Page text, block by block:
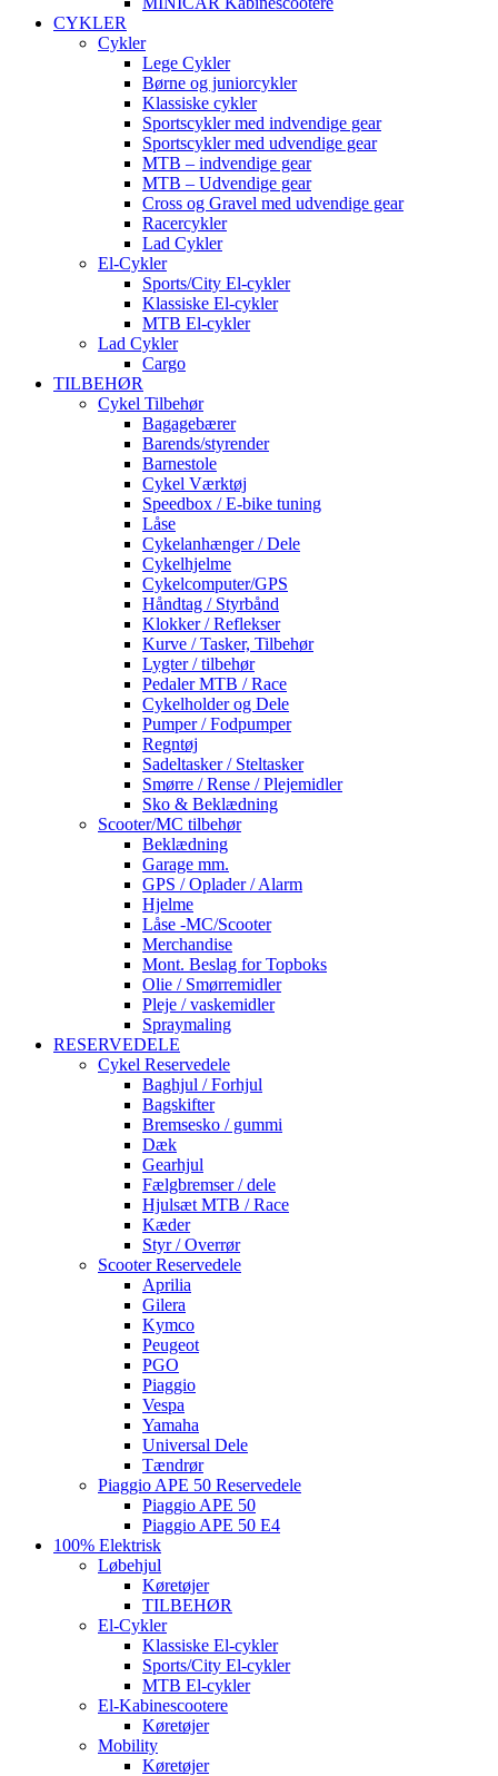
CYKLER
Cykler
Lege Cykler
Børne og juniorcykler
Klassiske cykler
Sportscykler med indvendige gear
Sportscykler med udvendige gear
MTB – indvendige gear
MTB – Udvendige gear
Cross og Gravel med udvendige gear
Racercykler
Lad Cykler
El-Cykler
Sports/City El-cykler
Klassiske El-cykler
MTB El-cykler
Lad Cykler
Cargo
TILBEHØR
Cykel Tilbehør
Bagagebærer
Barends/styrender
Barnestole
Cykel Værktøj
Speedbox / E-bike tuning
Låse
Cykelanhænger / Dele
Cykelhjelme
Cykelcomputer/GPS
Håndtag / Styrbånd
Klokker / Reflekser
Kurve / Tasker, Tilbehør
Lygter / tilbehør
Pedaler MTB / Race
Cykelholder og Dele
Pumper / Fodpumper
Regntøj
Sadeltasker / Steltasker
Smørre / Rense / Plejemidler
Sko & Beklædning
Scooter/MC tilbehør
Beklædning
Garage mm.
GPS / Oplader / Alarm
Hjelme
Låse -MC/Scooter
Merchandise
Mont. Beslag for Topboks
Olie / Smørremidler
Pleje / vaskemidler
Spraymaling
RESERVEDELE
Cykel Reservedele
Baghjul / Forhjul
Bagskifter
Bremsesko / gummi
Dæk
Gearhjul
Fælgbremser / dele
Hjulsæt MTB / Race
Kæder
Styr / Overrør
Scooter Reservedele
Aprilia
Gilera
Kymco
Peugeot
PGO
Piaggio
Vespa
Yamaha
Universal Dele
Tændrør
Piaggio APE 50 Reservedele
Piaggio APE 50
Piaggio APE 50 E4
100% Elektrisk
Løbehjul
Køretøjer
TILBEHØR
El-Cykler
Klassiske El-cykler
Sports/City El-cykler
MTB El-cykler
El-Kabinescootere
Køretøjer
Mobility
Køretøjer